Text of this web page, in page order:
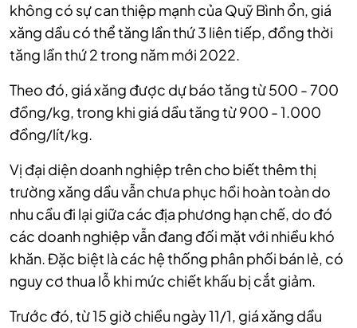
không có sự can thiệp mạnh của Quỹ Bình ổn, giá
xăng dầu có thể tăng lần thứ 3 liên tiếp, đồng thời
tăng lần thứ 2 trong năm mới 2022.
Theo đó, giá xăng được dự báo tăng từ 500 - 700
đồng/kg, trong khi giá dầu tăng từ 900 - 1.000
đồng/lít/kg.
Vị đại diện doanh nghiệp trên cho biết thêm thị
trường xăng dầu vẫn chưa phục hồi hoàn toàn do
nhu cầu đi lại giữa các địa phương hạn chế, do đó
các doanh nghiệp vẫn đang đối mặt với nhiều khó
khăn. Đặc biệt là các hệ thống phân phối bán lẻ, có
nguy cơ thua lỗ khi mức chiết khấu bị cắt giảm.
Trước đó, từ 15 giờ chiều ngày 11/1, giá xăng dầu